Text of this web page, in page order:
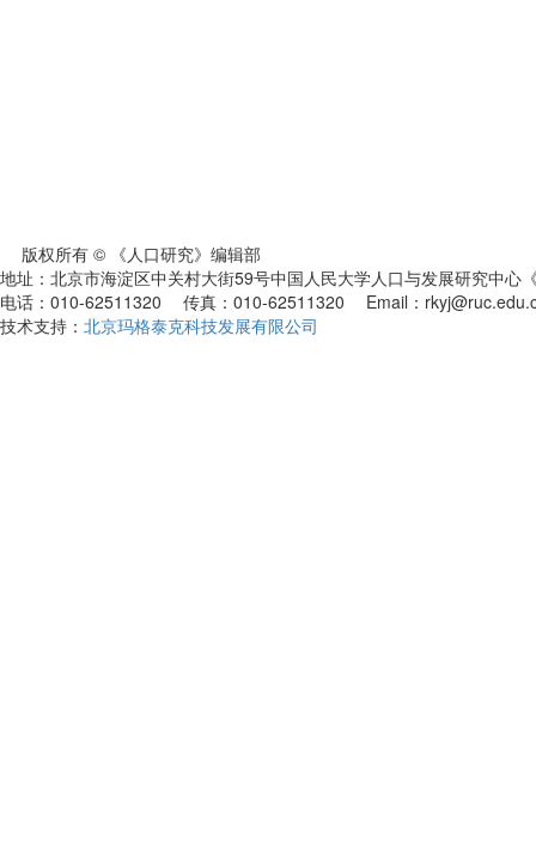
版权所有 © 《人口研究》编辑部
地址：北京市海淀区中关村大街59号中国人民大学人口与发展研究中
电话：010-62511320 传真：010-62511320 Email：
技术支持： 北京玛格泰克科技发展有限公司